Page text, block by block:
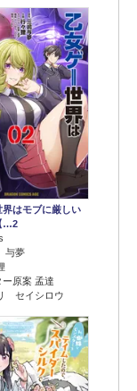
界はモブに厳しい
…2
与夢
ー原案 孟達
セイシロウ